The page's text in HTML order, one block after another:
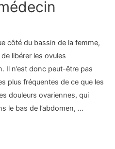
côté du bassin de la femme,
libérer les ovules
Il n’est donc peut-être pas
plus fréquentes de ce que les
douleurs ovariennes, qui
le bas de l’abdomen, …